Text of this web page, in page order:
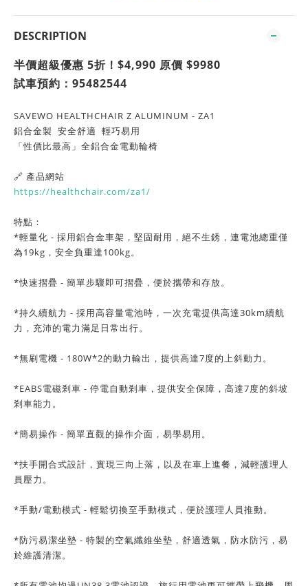
DESCRIPTION
半價超級優惠 5折 ！$4,990 原價 $9980
試車預約：95482544
SAVEWO HEALTHCHAIR Z ALUMINUM - ZA1
鋁合金製 安全舒適 輕巧易用
「性價比最高」全鋁合金電動輪椅
🔗 產品網站
https://healthchair.com/za1/
特點：
*輕量化 - 採用鋁合金車架，堅固耐用，絕不生銹，連電池總重僅
為19kg，安全負重達100kg。
*快速摺疊 - 簡單步驟即可摺疊，便於攜帶和存放。
*持久續航力 - 採用高容量電池時，一次充電提供高達30km續航
力，充沛的電力滿足日常出行。
*無刷電機 - 180W*2的動力輸出，提供高達7度的上斜動力。
*EABS電磁剎車 - 停電自動剎車，提供安全保障，高達7度的斜坡
剎車能力。
*簡易操作 - 簡單直觀的操作介面，易學易用。
*扶手開合式設計，實現三向上落，以及在車上進餐，減輕護理人
員壓力。
*手動/電動模式 - 輕鬆切換至手動模式，便於護理人員推動。
*防污易潔坐墊 - 特製的空氣纖維坐墊，舒適透氣，防水防污，易
於維護清潔。